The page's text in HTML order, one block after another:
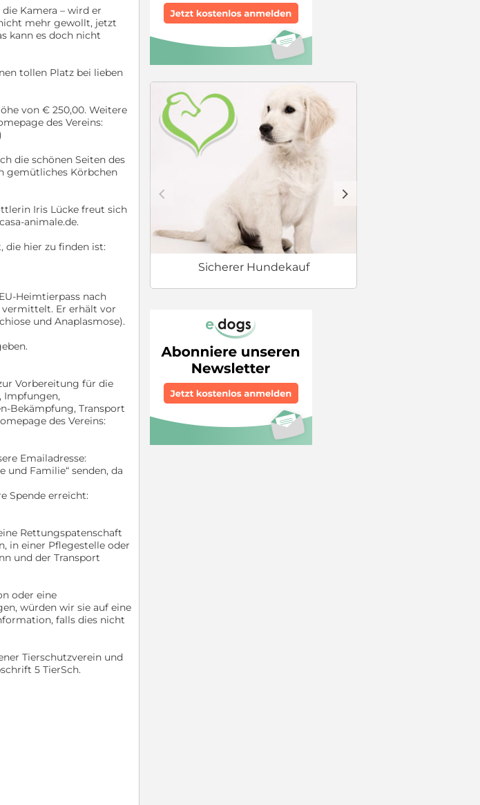
Sicherer Hundekauf
c d
Kamera – wird er
mehr gewollt, jetzt
kann es doch nicht
tollen Platz bei lieben
von € 250,00. Weitere
des Vereins:
die schönen Seiten des
gemütliches Körbchen
Iris Lücke freut sich
animale.de.
die hier zu finden ist:
Heimtierpass nach
Er erhält vor
und Anaplasmose).
Vorbereitung für die
Impfungen,
Bekämpfung, Transport
des Vereins:
Emailadresse:
und Familie“ senden, da
Spende erreicht:
Rettungspatenschaft
in einer Pflegestelle oder
und der Transport
oder eine
würden wir sie auf eine
falls dies nicht
Tierschutzverein und
5 TierSch.